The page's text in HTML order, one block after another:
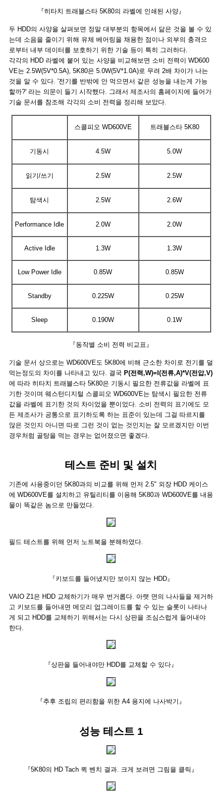
『히타치 트래블스타 5K80의 라벨에 인쇄된 사양』
두 HDD의 사양을 살펴보면 정말 대부분의 항목에서 닮은 것을 볼 수 있
는데 소음을 줄이기 위해 유체 베어링을 채용한 점이나 외부의 충격으
로부터 내부 데이터를 보호하기 위한 기술 등이 특히 그러하다.
각각의 HDD 라벨에 붙어 있는 사양을 비교해보면 소비 전력이 WD600
VE는 2.5W(5V*0.5A), 5K80은 5.0W(5V*1.0A)로 무려 2배 차이가 나는
것을 알 수 있다. '전기를 반밖에 안 먹으면서 같은 성능을 내는게 가능
할까?' 라는 의문이 들기 시작했다. 그래서 제조사의 홈페이지에 들어가
기술 문서를 참조해 각각의 소비 전력을 정리해 보았다.
스콜피오 WD600VE 트래블스타 5K80
기동시 4.5W 5.0W
읽기/쓰기 2.5W 2.5W
탐색시 2.5W 2.6W
Performance Idle 2.0W 2.0W
Active Idle 1.3W 1.3W
Low Power Idle 0.85W 0.85W
Standby 0.225W 0.25W
Sleep 0.190W 0.1W
『동작별 소비 전력 비교표』
기술 문서 상으로는 WD600VE도 5K80에 비해 근소한 차이로 전기를 덜
먹는정도의 차이를 나타내고 있다. 결국 P(전력,W)=I(전류,A)*V(전압,V)
에 따라 히타치 트래블스타 5K80은 기동시 필요한 전류값을 라벨에 표
기한 것이며 웨스턴디지털 스콜피오 WD600VE는 탐색시 필요한 전류
값을 라벨에 표기한 것의 차이었을 뿐이었다. 소비 전력의 표기에도 모
든 제조사가 공통으로 표기하도록 하는 표준이 있는데 그걸 따르지를
않은 것인지 아니면 따로 그런 것이 없는 것인지는 잘 모르겠지만 이번
경우처럼 골탕을 먹는 경우는 없어졌으면 좋겠다.
테스트 준비 및 설치
기존에 사용중이던 5K80과의 비교를 위해 먼저 2.5" 외장 HDD 케이스
에 WD600VE를 설치하고 유틸리티를 이용해 5K80과 WD600VE를 내용
물이 똑같은 놈으로 만들었다.
필드 테스트를 위해 먼저 노트북을 분해하였다.
『키보드를 들어냈지만 보이지 않는 HDD』
VAIO Z1은 HDD 교체하기가 매우 번거롭다. 아랫 면의 나사들을 제거하
고 키보드를 들어내면 메모리 업그레이드를 할 수 있는 슬롯이 나타나
게 되고 HDD를 교체하기 위해서는 다시 상판을 조심스럽게 들어내야
한다.
『상판을 들어내야만 HDD를 교체할 수 있다』
『추후 조립의 편리함을 위한 A4 용지에 나사박기』
성능 테스트 1
『5K80의 HD Tach 퀵 벤치 결과. 크게 보려면 그림을 클릭』